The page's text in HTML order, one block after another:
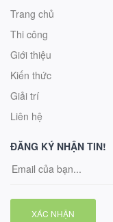
Trang chủ
Thi công
Giới thiệu
Kiến thức
Giải trí
Liên hệ
ĐĂNG KÝ NHẬN TIN!
XÁC NHẬN